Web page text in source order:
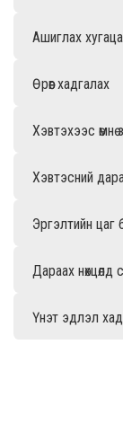
Ашиглах
Өрөөг хадгалах
Хэвтэхээс өмнө
Хэвтэсний
Эргэлтийн цаг
Дараах
Үнэт эдлэл